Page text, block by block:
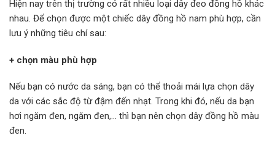
Hiện nay trên thị trường có rất nhiều loại dây đeo đồng hồ khác
nhau. Để chọn được một chiếc dây đồng hồ nam phù hợp, cần
lưu ý những tiêu chí sau:
+ chọn màu phù hợp
Nếu bạn có nước da sáng, bạn có thể thoải mái lựa chọn dây
da với các sắc độ từ đậm đến nhạt. Trong khi đó, nếu da bạn
hơi ngăm đen, ngăm đen,… thì bạn nên chọn dây đồng hồ màu
đen.